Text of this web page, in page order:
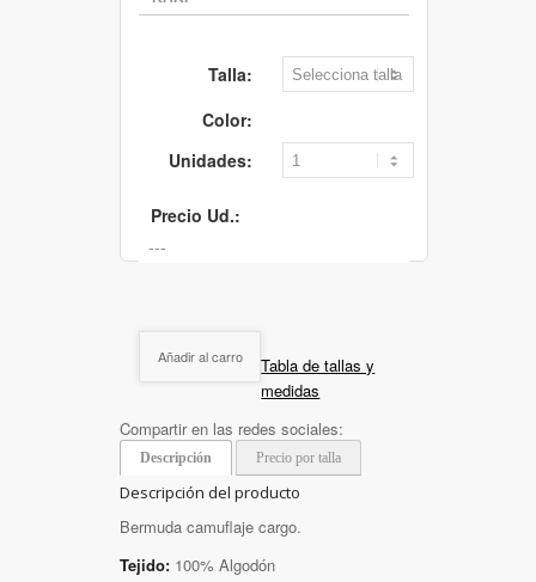
Talla:
Color:
Unidades:
Precio Ud.:
Añadir al carro
Tabla de tallas y
medidas
Compartir en las redes sociales:
Descripción Precio por talla
Descripción del producto
Bermuda camuflaje cargo.
Tejido: 100% Algodón